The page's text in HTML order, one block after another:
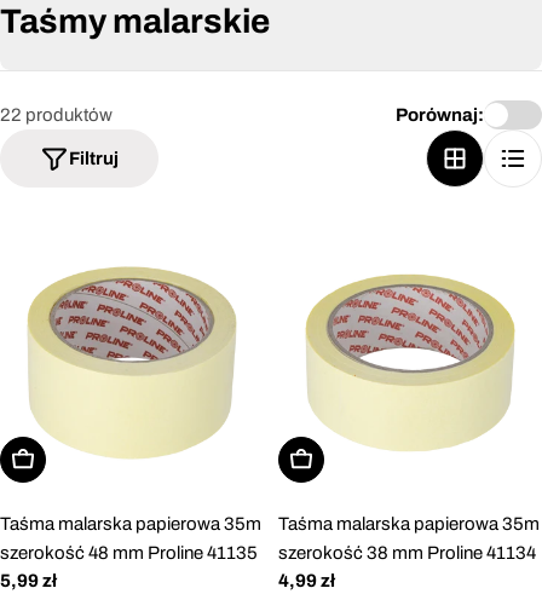
Taśmy malarskie
22 produktów
Filtruj
Porównaj:
Dodaj do koszyka
Taśma malarska papierowa 35m
szerokość 48 mm Proline 41135
Cena
5,99 zł
Dodaj do koszyka
Taśma malarska papierowa 35m
szerokość 38 mm Proline 41134
Cena
4,99 zł